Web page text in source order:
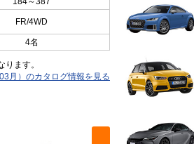
FR/4WD
4名
ます。
月）のカタログ情報を見る